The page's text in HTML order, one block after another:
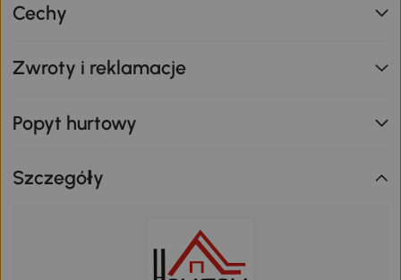
Cechy
Zwroty i reklamacje
Popyt hurtowy
Szczegóły